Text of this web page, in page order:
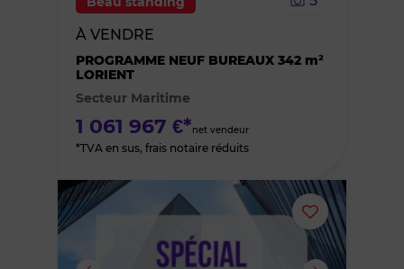
des
À VENDRE
PROGRAMME NEUF BUREAUX 342 m²
LORIENT
Secteur Maritime
1 061 967 €*net vendeur
*TVA en sus, frais notaire réduits
Ajouter
ou